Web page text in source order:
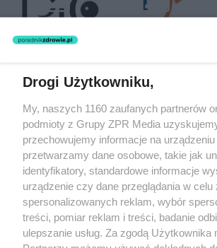
Żaden utwór zamieszczony w serwisie nie może
rozpowszechniany lub dalej rozpowszechniany
(w tym także elektroniczny lub mechaniczny)
eksploatacji w jakiejkolwiek formie, włącznie z
Internecie bez pisemnej zgody właściciela praw.
lub wykorzystanie utworów w całości lub w
prawa, tzn. bez właściwej zgody, jest zabronione
może być ścigane prawnie.
Drogi Użytkowniku,
My, naszych 1160 zaufanych partnerów
podmioty z Grupy ZPR Media
przechowujemy informacje na urządzeniu
przetwarzamy dane osobowe, takie jak
identyfikatory, standardowe informacje
urządzenie czy dane przeglądania w celu
spersonalizowanych reklam, wybór
treści, pomiar reklam i treści, badanie
ulepszanie usług. Za zgodą Użytkownika